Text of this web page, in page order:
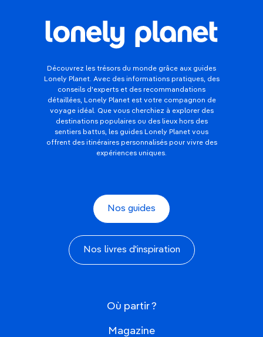
Découvrez les trésors du monde grâce aux guides
Lonely Planet. Avec des informations pratiques, des
conseils d'experts et des recommandations
détaillées, Lonely Planet est votre compagnon de
voyage idéal. Que vous cherchiez à explorer des
destinations populaires ou des lieux hors des
sentiers battus, les guides Lonely Planet vous
offrent des itinéraires personnalisés pour vivre des
expériences uniques.
Nos guides
Nos livres d'inspiration
Où partir ?
Magazine